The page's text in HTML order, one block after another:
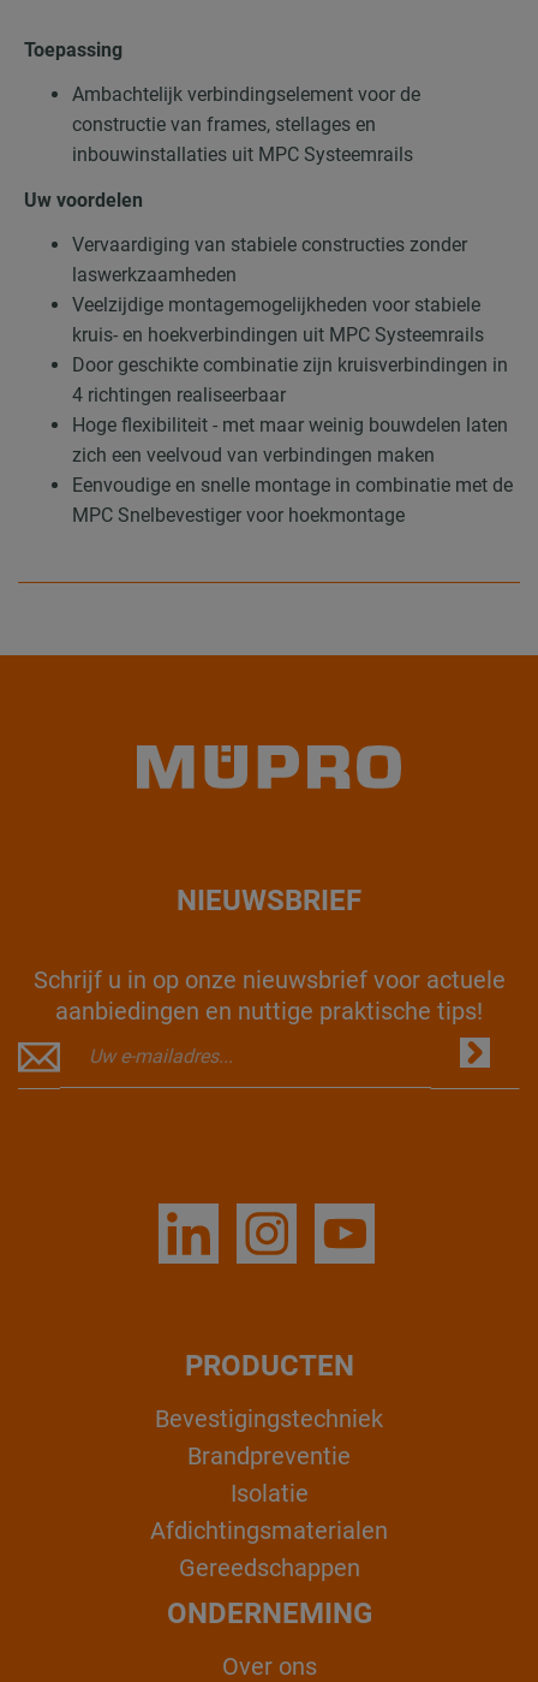
Toepassing
Ambachtelijk verbindingselement voor de
constructie van frames, stellages en
inbouwinstallaties uit MPC Systeemrails
Uw voordelen
Vervaardiging van stabiele constructies zonder
laswerkzaamheden
Veelzijdige montagemogelijkheden voor stabiele
kruis- en hoekverbindingen uit MPC Systeemrails
Door geschikte combinatie zijn kruisverbindingen in
4 richtingen realiseerbaar
Hoge flexibiliteit - met maar weinig bouwdelen laten
zich een veelvoud van verbindingen maken
Eenvoudige en snelle montage in combinatie met de
MPC Snelbevestiger voor hoekmontage
NIEUWSBRIEF
Schrijf u in op onze nieuwsbrief voor actuele
aanbiedingen en nuttige praktische tips!
PRODUCTEN
Bevestigingstechniek
Brandpreventie
Isolatie
Afdichtingsmaterialen
Gereedschappen
ONDERNEMING
Over ons